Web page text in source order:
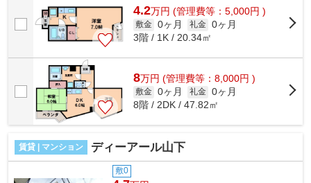
4.2万円 (管理費等：5,000円 )
敷金 0ヶ月 礼金 0ヶ月
3階 / 1K / 20.34㎡
8万円 (管理費等：8,000円 )
敷金 0ヶ月 礼金 0ヶ月
8階 / 2DK / 47.82㎡
賃貸 | マンション ディーアール山下
敷0